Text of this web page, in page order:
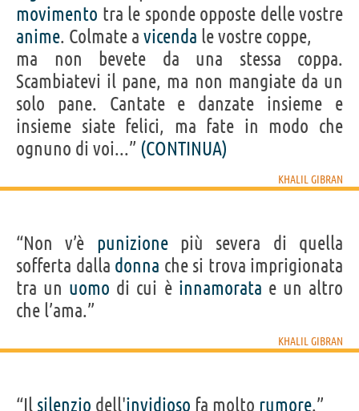
movimento tra le sponde opposte delle vostre
anime. Colmate a vicenda le vostre coppe,
ma non bevete da una stessa coppa.
Scambiatevi il pane, ma non mangiate da un
solo pane. Cantate e danzate insieme e
insieme siate felici, ma fate in modo che
ognuno di voi...” (CONTINUA)
KHALIL GIBRAN
“Non v’è punizionepiù severa di quella
sofferta dalla donna che si trova imprigionata
tra un uomo di cui è innamorata e un altro
che l’ama.”
KHALIL GIBRAN
“Il silenzio dell'invidioso fa molto rumore.”